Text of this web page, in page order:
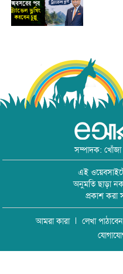
সম্পাদক:
এই
অনুমতি ছাড়া
প্রকাশ করা
আমরা কারা লেখা